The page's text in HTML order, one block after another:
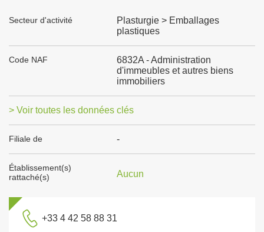
Secteur d'activité
Plasturgie > Emballages
plastiques
Code NAF
6832A - Administration
d'immeubles et autres biens
immobiliers
> Voir toutes les données clés
Filiale de -
Établissement(s)
rattaché(s)
Aucun
+33 4 42 58 88 31